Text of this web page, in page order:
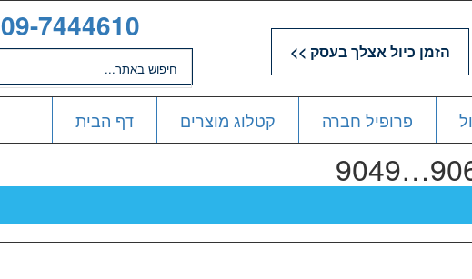
הזמן כיול אצלך בעסק >>
09-7444610
דף הבית קטלוג מוצרים פרופיל חברה